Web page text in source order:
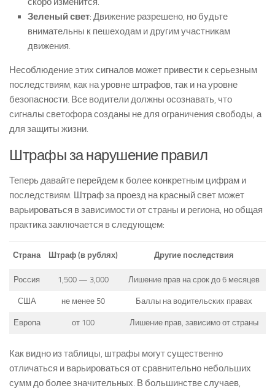
Зеленый свет: Движение разрешено, но будьте
внимательны к пешеходам и другим участникам
движения.
Несоблюдение этих сигналов может привести к серьезным
последствиям, как на уровне штрафов, так и на уровне
безопасности. Все водители должны осознавать, что
сигналы светофора созданы не для ограничения свободы, а
для защиты жизни.
Штрафы за нарушение правил
Теперь давайте перейдем к более конкретным цифрам и
последствиям. Штраф за проезд на красный свет может
варьироваться в зависимости от страны и региона, но общая
практика заключается в следующем:
Страна Штраф (в рублях) Другие последствия
Россия 1,500 — 3,000 Лишение прав на срок до 6 месяцев
США не менее 50 Баллы на водительских правах
Европа от 100 Лишение прав, зависимо от страны
Как видно из таблицы, штрафы могут существенно
отличаться и варьироваться от сравнительно небольших
сумм до более значительных. В большинстве случаев,